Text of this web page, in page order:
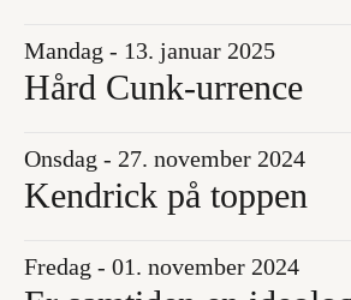
Mandag - 13. januar 2025
Hård Cunk-urrence
Onsdag - 27. november 2024
Kendrick på toppen
Fredag - 01. november 2024